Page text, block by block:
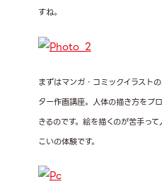
すね。
まずはマンガ・コミックイラスト
ター作画講座。人体の描き方をプ
きるのです。絵を描くのが苦手っ
こいの体験です。